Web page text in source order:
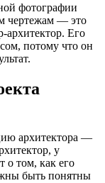
фотографии
чертежам — это
архитектор. Его
потому что он
архитектора —
у
о том, как его
быть понятны